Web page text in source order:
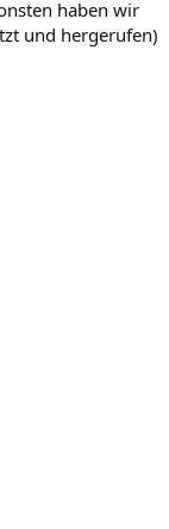
haben wir
und hergerufen)